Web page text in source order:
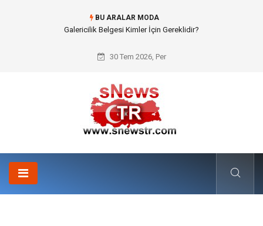
BU ARALAR MODA
Doküman Yönetimi ile Kurumsal Hafızanın Dijitalleşmesi
30 Tem 2026, Per